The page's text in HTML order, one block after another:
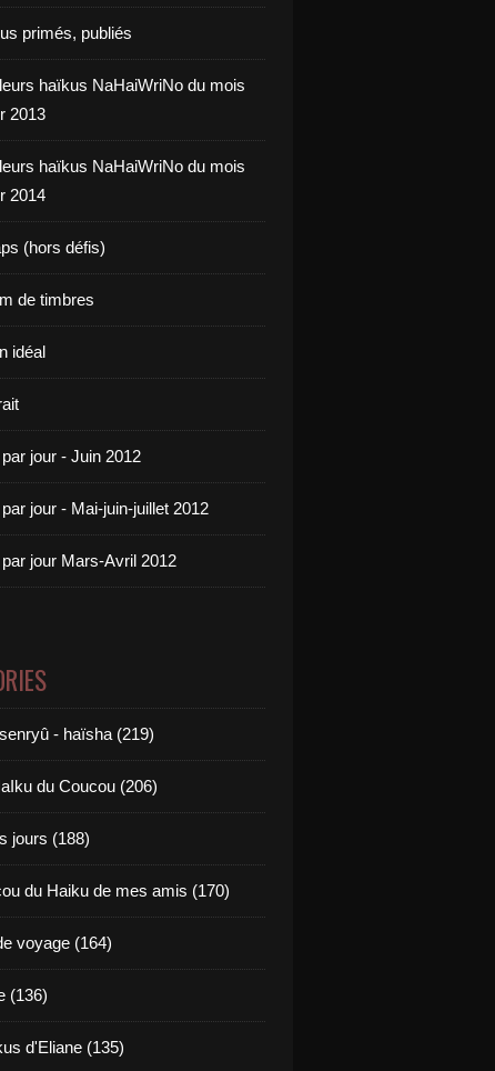
primés, publiés
haïkus NaHaiWriNo du mois
2013
haïkus NaHaiWriNo du mois
2014
(hors défis)
de timbres
idéal
jour - Juin 2012
jour - Mai-juin-juillet 2012
jour Mars-Avril 2012
- haïsha (219)
du Coucou (206)
jours (188)
du Haiku de mes amis (170)
voyage (164)
(136)
d'Eliane (135)